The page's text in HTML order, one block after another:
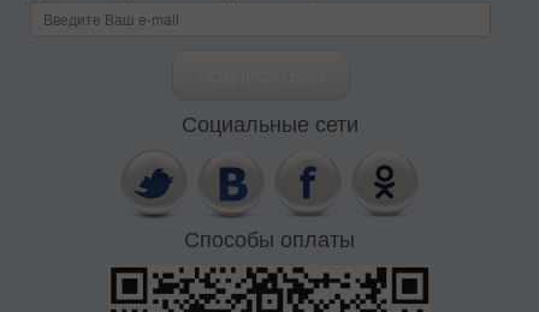
Социальные сети
Способы оплаты